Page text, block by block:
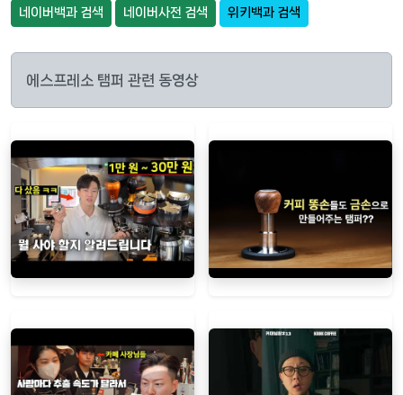
네이버백과 검색 네이버사전 검색 위키백과 검색
에스프레소 탬퍼 관련 동영상